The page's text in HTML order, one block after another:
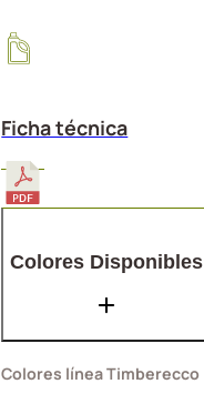
Ficha técnica
Colores Disponibles
Colores línea Timberecco